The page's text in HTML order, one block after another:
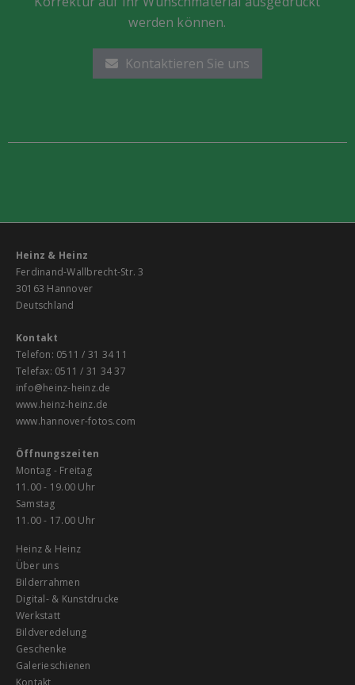
werden können.
Kontaktieren Sie uns
Heinz & Heinz
Ferdinand-Wallbrecht-Str. 3
30163 Hannover
Deutschland
Kontakt
Telefon: 0511 / 31 34 11
Telefax: 0511 / 31 34 37
info@heinz-heinz.de
www.heinz-heinz.de
www.hannover-fotos.com
Öffnungszeiten
Montag - Freitag
11.00 - 19.00 Uhr
Samstag
11.00 - 17.00 Uhr
Heinz & Heinz
Über uns
Bilderrahmen
Digital- & Kunstdrucke
Werkstatt
Bildveredelung
Geschenke
Galerieschienen
Kontakt